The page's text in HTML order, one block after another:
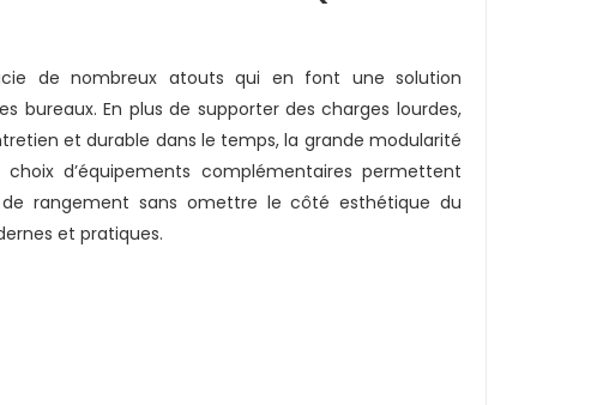
de nombreux atouts qui en font une solution
bureaux. En plus de supporter des charges lourdes,
et durable dans le temps, la grande modularité
d’équipements complémentaires permettent
de rangement sans omettre le côté esthétique du
et pratiques.